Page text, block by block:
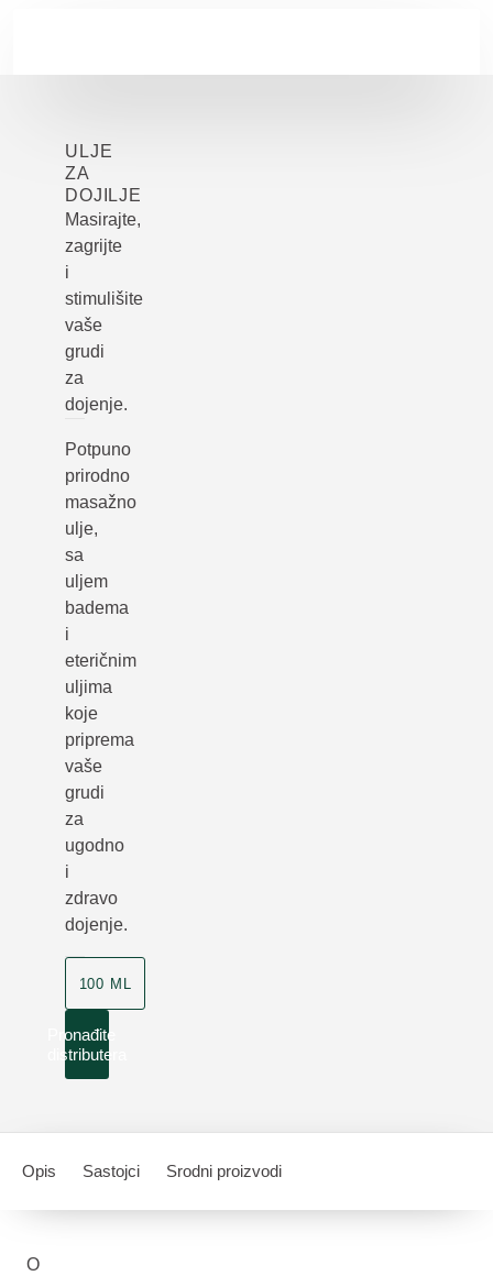
ULJE
ZA
DOJILJE
Masirajte,
zagrijte
i
stimulišite
vaše
grudi
za
dojenje.
Potpuno
prirodno
masažno
ulje,
sa
uljem
badema
i
eteričnim
uljima
koje
priprema
vaše
grudi
za
ugodno
i
zdravo
dojenje.
100 ML
Pronađite
distributera
Opis Sastojci Srodni proizvodi
O